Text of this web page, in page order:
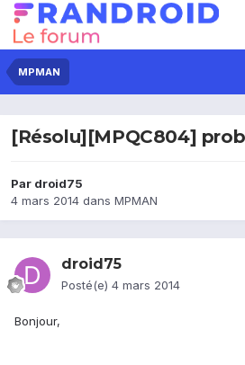
MPMAN
[Résolu][MPQC804]
Par droid75
4 mars 2014 dans MPMAN
droid75
Posté(e) 4 mars 2014
Bonjour,